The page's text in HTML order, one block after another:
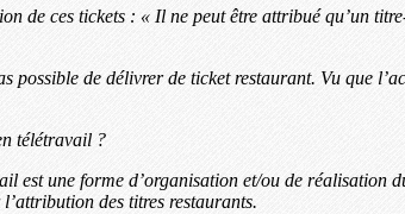
de ces tickets : « Il ne peut être attribué qu’un
de délivrer de ticket restaurant. Vu que
télétravail ?
est une forme d’organisation et/ou de
des titres restaurants.